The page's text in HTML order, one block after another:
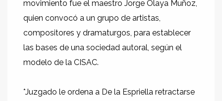
movimiento fue el maestro Jorge Olaya Muñoz,
quien convocó a un grupo de artistas,
compositores y dramaturgos, para establecer
las bases de una sociedad autoral, según el
modelo de la CISAC.
*Juzgado le ordena a De la Espriella retractarse